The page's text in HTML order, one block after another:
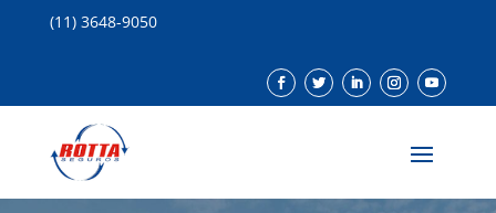
(11) 3648-9050